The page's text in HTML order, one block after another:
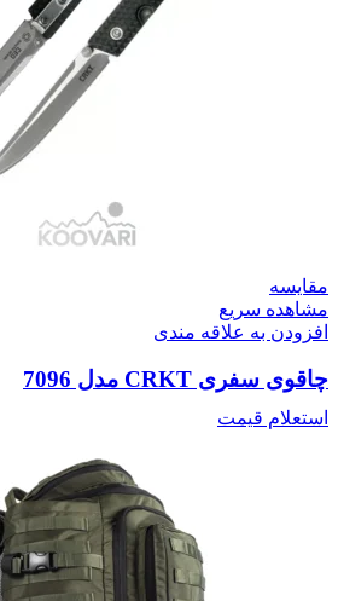
مقایسه
مشاهده سریع
افزودن به علاقه مندی
چاقوی سفری CRKT مدل 7096
استعلام قیمت